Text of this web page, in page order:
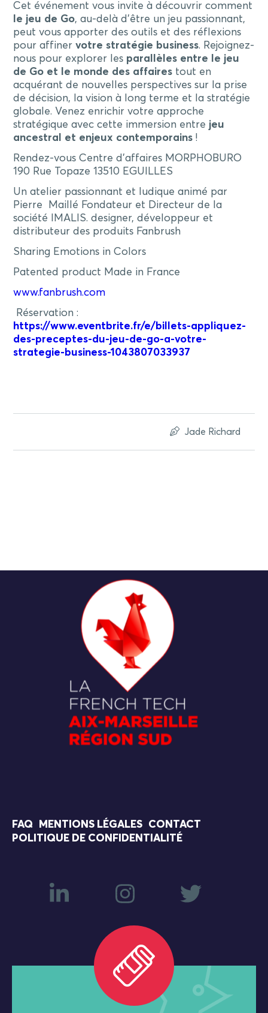
Cet événement vous invite à découvrir comment
le jeu de Go, au-delà d’être un jeu passionnant,
peut vous apporter des outils et des réflexions
pour affinervotre stratégie business. Rejoignez-
nous pour explorer les parallèles entre le jeu
de Go et le monde des affaires tout en
acquérant de nouvelles perspectives sur la prise
de décision, la vision à long terme et la stratégie
globale. Venez enrichir votre approche
stratégique avec cette immersion entre jeu
ancestral et enjeux contemporains !
Rendez-vous Centre d’affaires MORPHOBURO
190 Rue Topaze 13510 EGUILLES
Un atelier passionnant et ludique animé par
Pierre Maillé Fondateur et Directeur de la
société IMALIS. designer, développeur et
distributeur des produits Fanbrush
Sharing Emotions in Colors
Patented product Made in France
www.fanbrush.com
Réservation :
https://www.eventbrite.fr/e/billets-appliquez-
des-preceptes-du-jeu-de-go-a-votre-
strategie-business-1043807033937
Jade Richard
FAQ MENTIONS LÉGALES
CONTACT
POLITIQUE DE CONFIDENTIALITÉ